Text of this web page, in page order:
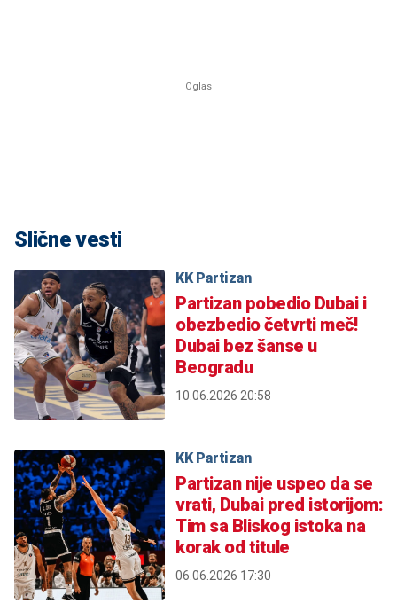
Slične vesti
KK Partizan
Partizan pobedio Dubai i
obezbedio četvrti meč!
Dubai bez šanse u
Beogradu
10.06.2026 20:58
KK Partizan
Partizan nije uspeo da se
vrati, Dubai pred istorijom:
Tim sa Bliskog istoka na
korak od titule
06.06.2026 17:30